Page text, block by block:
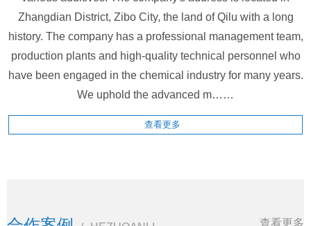
Zhangdian District, Zibo City, the land of Qilu with a long
history. The company has a professional management team,
production plants and high-quality technical personnel who
have been engaged in the chemical industry for many years.
We uphold the advanced m……
查看更多
查看更多